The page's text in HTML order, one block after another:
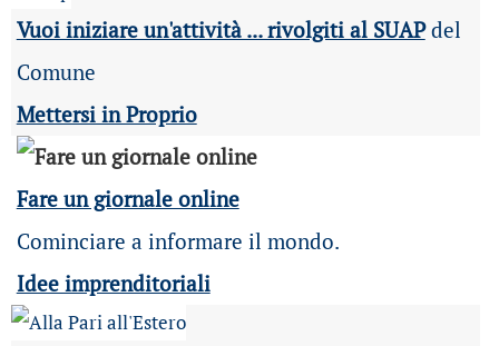
Vuoi iniziare un'attività ... rivolgiti al SUAPdel
Comune
Mettersi in Proprio
Fare un giornale online
Cominciare a informare il mondo.
Idee imprenditoriali